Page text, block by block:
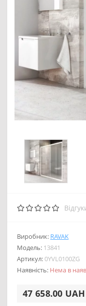
Виробник: RAVAK
Модель: 13841
Артикул:0YVL0100ZG
Наявність: Нема в
47 658.00 UAH